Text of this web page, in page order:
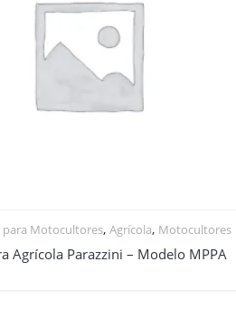
para Motocultores,Agrícola, Motocultores
Agrícola Parazzini – Modelo MPPA